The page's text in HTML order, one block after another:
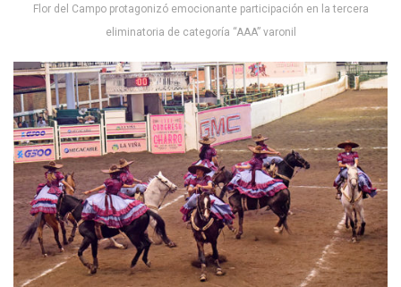
Flor del Campo protagonizó emocionante participación en la tercera
eliminatoria de categoría “AAA” varonil